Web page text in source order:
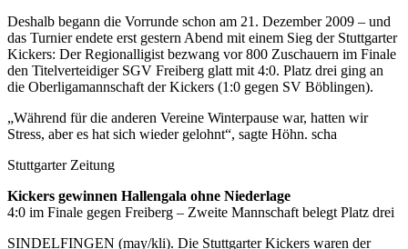
Deshalb begann die Vorrunde schon am 21. Dezember 2009 – und
das Turnier endete erst gestern Abend mit einem Sieg der Stuttgarter
Kickers: Der Regionalligist bezwang vor 800 Zuschauern im Finale
den Titelverteidiger SGV Freiberg glatt mit 4:0. Platz drei ging an
die Oberligamannschaft der Kickers (1:0 gegen SV Böblingen).
„Während für die anderen Vereine Winterpause war, hatten wir
Stress, aber es hat sich wieder gelohnt“, sagte Höhn. scha
Stuttgarter Zeitung
Kickers gewinnen Hallengala ohne Niederlage
4:0 im Finale gegen Freiberg – Zweite Mannschaft belegt Platz drei
SINDELFINGEN (may/kli). Die Stuttgarter Kickers waren der